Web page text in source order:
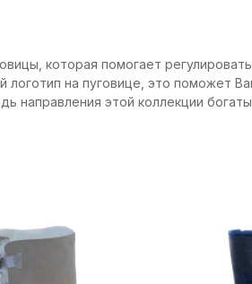
которая помогает
на пуговице, это поможет
направления этой коллекции